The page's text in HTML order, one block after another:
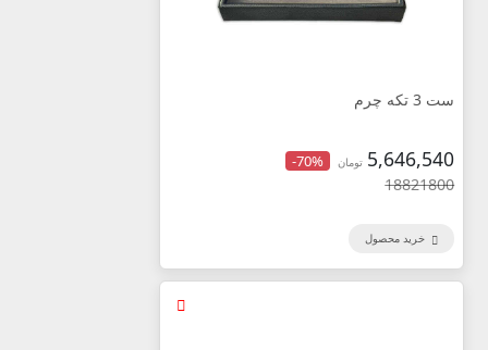
ست 3 تکه چرم
5,646,540 تومان -70%
18821800
خرید محصول